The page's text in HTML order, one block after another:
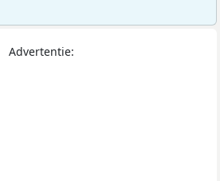
Advertentie: